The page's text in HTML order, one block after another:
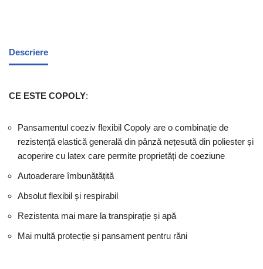
Descriere
CE ESTE COPOLY:
Pansamentul coeziv flexibil Copoly are o combinație de
rezistență elastică generală din pânză nețesută din poliester și
acoperire cu latex care permite proprietăți de coeziune
Autoaderare îmbunătățită
Absolut flexibil și respirabil
Rezistenta mai mare la transpirație și apă
Mai multă protecție și pansament pentru răni